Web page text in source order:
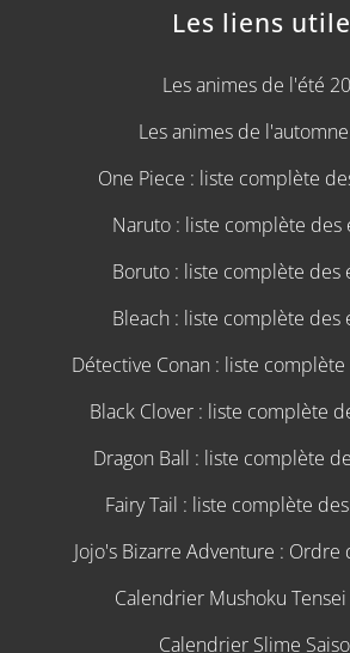
Les liens
Les animes de l'été
Les animes de
One Piece : liste complète
Naruto : liste complète des
Boruto : liste complète des
Bleach : liste complète des
Détective Conan : liste
Black Clover : liste complète
Dragon Ball : liste complète
Fairy Tail : liste complète
Jojo's Bizarre Adventure : Ordre
Calendrier Mushoku Tensei
Calendrier Slime